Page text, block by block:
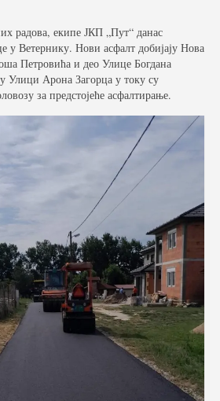
поступак
поступак
набавке мале вредности
се закон о јавној набавци не
радова, екипе ЈКП „Пут“ данас
у Ветернику. Нови асфалт добијају Нова
Петровића и део Улице Богдана
Улици Арона Загорца у току су
за предстојеће асфалтирање.